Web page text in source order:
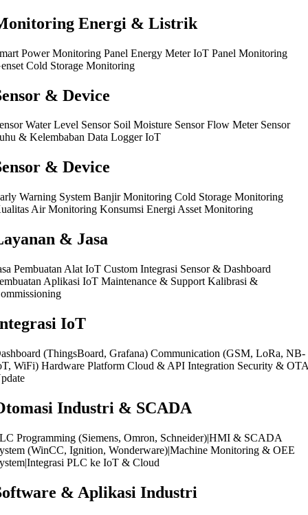
Energi & Listrik
Power Monitoring Panel Energy Meter IoT Panel Monitoring
Cold Storage Monitoring
& Device
Water Level Sensor Soil Moisture Sensor Flow Meter Sensor
& Kelembaban Data Logger IoT
& Device
Warning System Banjir Monitoring Cold Storage Monitoring
Air Monitoring Konsumsi Energi Asset Monitoring
& Jasa
Pembuatan Alat IoT Custom Integrasi Sensor & Dashboard
Aplikasi IoT Maintenance & Support Kalibrasi &
IoT
(ThingsBoard, Grafana) Communication (GSM, LoRa, NB-
WiFi) Hardware Platform Cloud & API Integration Security &
Industri & SCADA
Programming (Siemens, Omron, Schneider)|HMI & SCADA
(WinCC, Ignition, Wonderware)|Machine Monitoring & OEE
PLC ke IoT & Cloud
& Aplikasi Industri